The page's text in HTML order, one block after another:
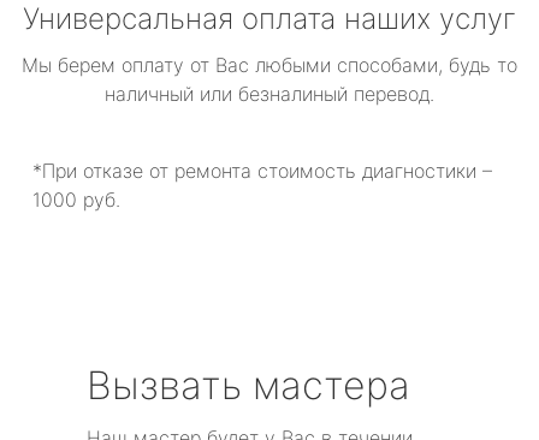
Универсальная оплата наших услуг
Мы берем оплату от Вас любыми способами, будь то
наличный или безналиный перевод.
*При отказе от ремонта стоимость диагностики –
1000 руб.
Вызвать мастера